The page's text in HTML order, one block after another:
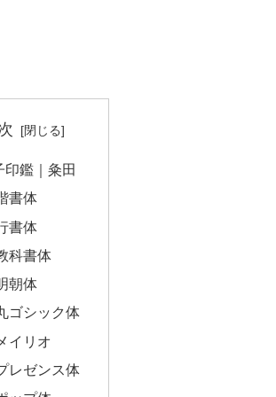
印鑑｜粂田
書体
書体
科書体
朝体
ゴシック体
イリオ
レゼンス体